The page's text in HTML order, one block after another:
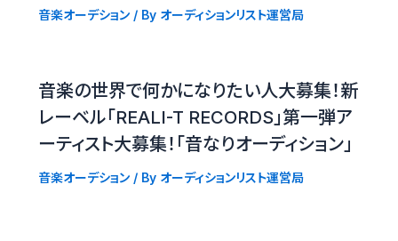
音楽オーデション/ By オーディションリスト運営局
音楽の世界で何かになりたい人大募集！新
レーベル「REALI-T RECORDS」第一弾ア
ーティスト大募集！「音なりオーディション」
音楽オーデション/ By オーディションリスト運営局